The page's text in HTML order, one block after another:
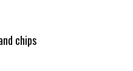
chips